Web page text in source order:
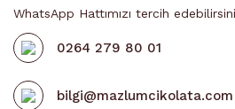
WhatsApp Hattımızı tercih
0264 279 80 01
bilgi@mazlumcikolata.com